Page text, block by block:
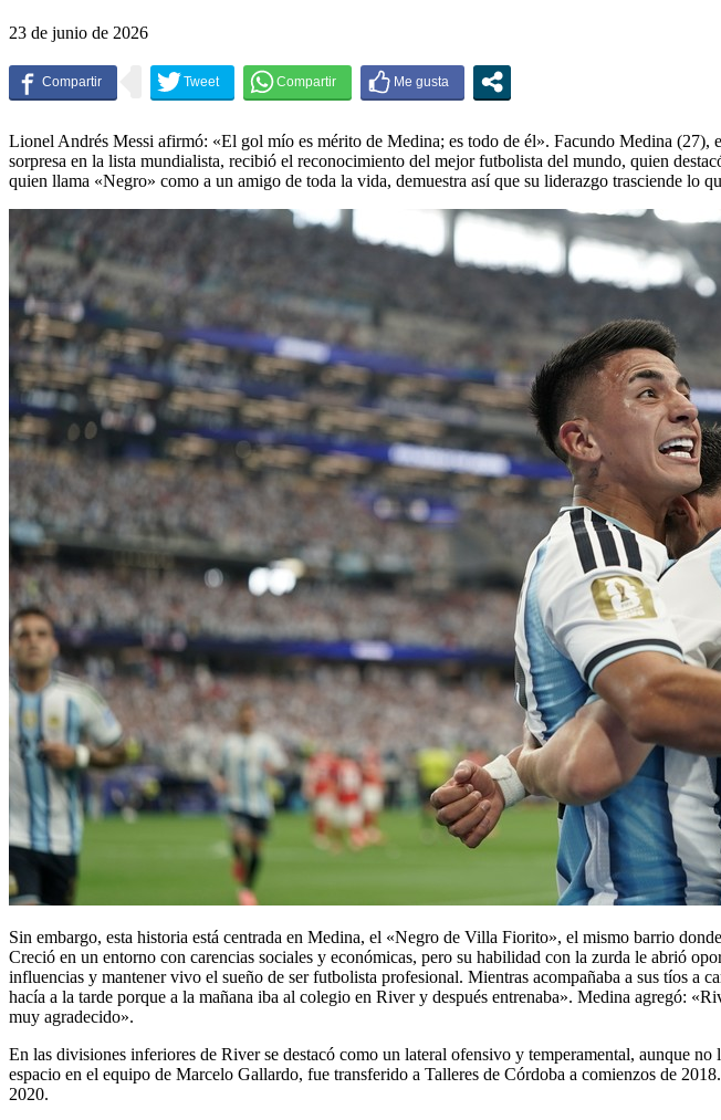
23 de junio de 2026
Lionel Andrés Messi afirmó: «El gol mío es mérito de Medina; es todo de él». Facundo Medina
sorpresa en la lista mundialista, recibió el reconocimiento del mejor futbolista del mundo, quien
quien llama «Negro» como a un amigo de toda la vida, demuestra así que su liderazgo trasciende lo
Sin embargo, esta historia está centrada en Medina, el «Negro de Villa Fiorito», el mismo barrio
Creció en un entorno con carencias sociales y económicas, pero su habilidad con la zurda le abrió
influencias y mantener vivo el sueño de ser futbolista profesional. Mientras acompañaba a sus tíos a
hacía a la tarde porque a la mañana iba al colegio en River y después entrenaba». Medina agregó:
muy agradecido».
En las divisiones inferiores de River se destacó como un lateral ofensivo y temperamental, aunque
espacio en el equipo de Marcelo Gallardo, fue transferido a Talleres de Córdoba a comienzos de
2020.